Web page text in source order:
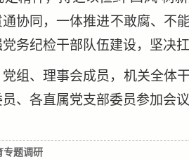
协同，一体推进不敢腐、不
务纪检干部队伍建设，坚决
组、理事会成员，机关全体
、各直属党支部委员参加会议
专题调研